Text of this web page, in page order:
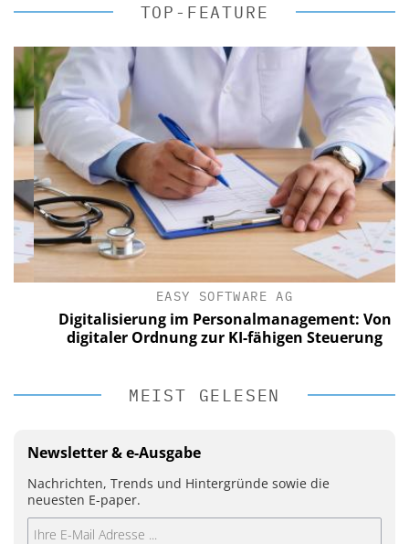
TOP-FEATURE
EASY SOFTWARE AG
Digitalisierung im Personalmanagement: Von
digitaler Ordnung zur KI-fähigen Steuerung
MEIST GELESEN
Newsletter & e-Ausgabe
Nachrichten, Trends und Hintergründe sowie die
neuesten E-paper.